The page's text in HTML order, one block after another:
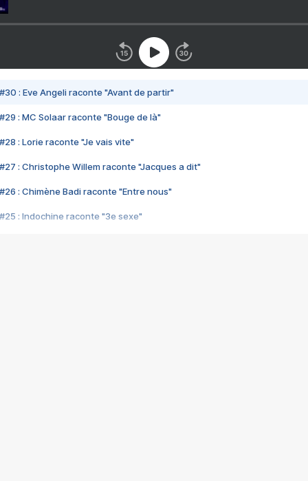
#30 : Eve Angeli raconte "Avant de partir"
#29 : MC Solaar raconte "Bouge de là"
#28 : Lorie raconte "Je vais vite"
#27 : Christophe Willem raconte "Jacques a dit"
#26 : Chimène Badi raconte "Entre nous"
#25 : Indochine raconte "3e sexe"